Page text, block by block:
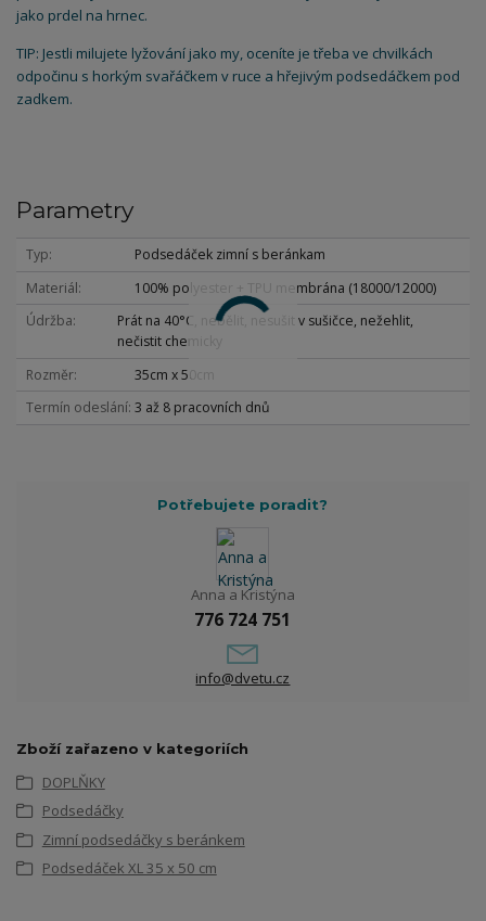
jako prdel na hrnec.
TIP: Jestli milujete lyžování jako my, oceníte je třeba ve chvilkách
odpočinu s horkým svařáčkem v ruce a hřejivým podsedáčkem pod
zadkem.
Parametry
Typ
Podsedáček zimní s beránkam
Materiál
100% polyester + TPU membrána (18000/12000)
Údržba
Prát na 40°C, nebělit, nesušit v sušičce, nežehlit,
nečistit chemicky
Rozměr
35cm x 50cm
Termín odeslání 3 až 8 pracovních dnů
Potřebujete poradit?
Anna a Kristýna
776 724 751
info@dvetu.cz
Zboží zařazeno v kategoriích
DOPLŇKY
Podsedáčky
Zimní podsedáčky s beránkem
Podsedáček XL 35 x 50 cm